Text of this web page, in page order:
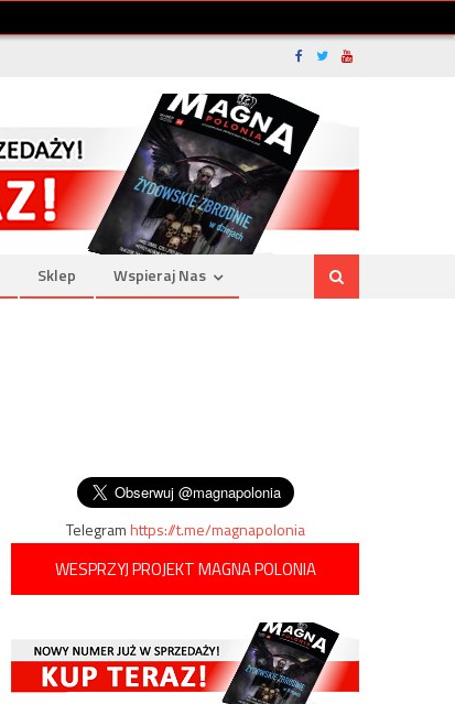
Sklep Wspieraj Nas
Telegramhttps://t.me/magnapolonia
WESPRZYJ PROJEKT MAGNA POLONIA